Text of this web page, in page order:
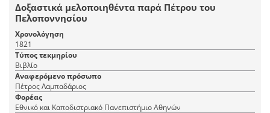
Δοξαστικά μελοποιηθέντα παρά Πέτρου του
Πελοποννησίου
Χρονολόγηση
1821
Τύπος τεκμηρίου
Βιβλίο
Αναφερόμενο πρόσωπο
Πέτρος Λαμπαδάριος
Φορέας
Εθνικό και Καποδιστριακό Πανεπιστήμιο Αθηνών